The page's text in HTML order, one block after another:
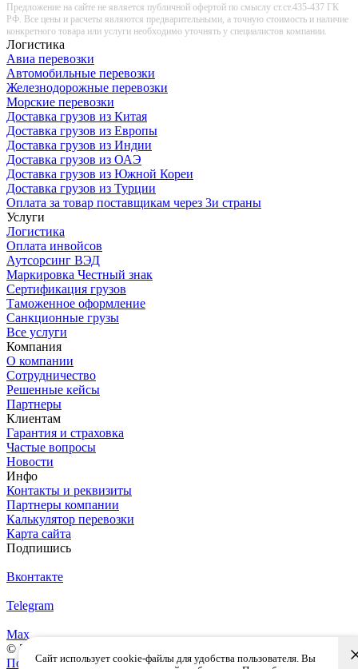
Предложение на сайте не является публичной офертой по смыслу ст.ст.435-437 ГК
РФ. Все цены и расчеты являются предварительными, а точную стоимость и наличие
конкретного товара или услуги необходимо уточнять у специалистов компании.
Логистика
Авиа перевозки
Автомобильные перевозки
Железнодорожные перевозки
Морские перевозки
Доставка грузов из Китая
Доставка грузов из Европы
Доставка грузов из Индии
Доставка грузов из ОАЭ
Доставка грузов из Южной Кореи
Доставка грузов из Турции
Оплата за товар поставщикам через 3и страны
Услуги
Логистика
Оплата инвойсов
Аутсорсинг ВЭД
Маркировка Честный знак
Сертификация грузов
Таможенное оформление
Санкционные грузы
Все услуги
Компания
О компании
Сотрудничество
Решенные кейсы
Партнеры
Клиентам
Гарантия и страховка
Частые вопросы
Новости
Инфо
Контакты и реквизиты
Партнеры компании
Калькулятор перевозки
Карта сайта
Подпишись
Вконтакте
Telegram
Max
© 2026 — SLP logistic. Все права защищены.
Политика конфиденциальности
Сайт использует cookie-файлы для удобства пользователя. Вы